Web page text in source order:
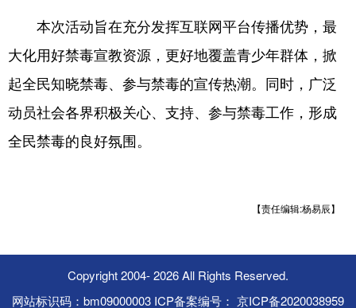
本次活动旨在充分发挥互联网平台传播优势，最
大化用好禁毒宣教资源，更好地覆盖青少年群体，掀
起全民知晓禁毒、参与禁毒的宣传热潮。同时，广泛
动员社会各界积极关心、支持、参与禁毒工作，形成
全民禁毒的良好氛围。
【责任编辑:杨易辰】
Copyright 2004-2026 All Rights Reserved.
网站标识码：bm09000003 ICP备案编号： 京ICP备2020038959